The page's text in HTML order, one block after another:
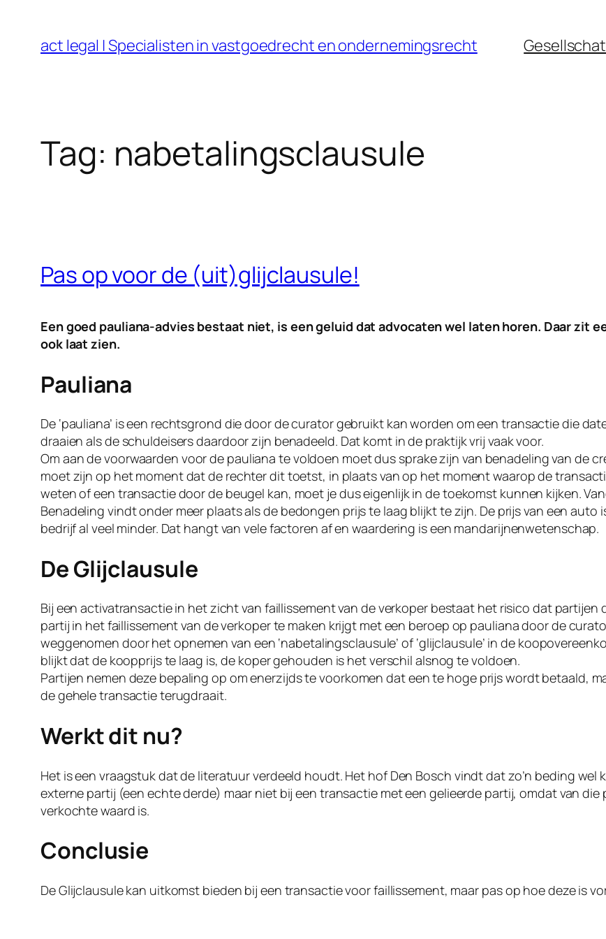
act legal | Specialisten in vastgoedrecht en ondernemingsrecht
Tag: nabetalingsclausule
Pas op voor de (uit)glijclausule!
Een goed pauliana-advies bestaat niet, is een geluid dat advocaten wel laten horen. Daar zit
ook laat zien.
Pauliana
De ‘pauliana’ is een rechtsgrond die door de curator gebruikt kan worden om een transactie die
draaien als de schuldeisers daardoor zijn benadeeld. Dat komt in de praktijk vrij vaak voor.
Om aan de voorwaarden voor de pauliana te voldoen moet dus sprake zijn van benadeling van de
moet zijn op het moment dat de rechter dit toetst, in plaats van op het moment waarop de
weten of een transactie door de beugel kan, moet je dus eigenlijk in de toekomst kunnen kijken.
Benadeling vindt onder meer plaats als de bedongen prijs te laag blijkt te zijn. De prijs van een auto
bedrijf al veel minder. Dat hangt van vele factoren af en waardering is een mandarijnenwetenschap.
De Glijclausule
Bij een activatransactie in het zicht van faillissement van de verkoper bestaat het risico dat
partij in het faillissement van de verkoper te maken krijgt met een beroep op pauliana door de
weggenomen door het opnemen van een ‘nabetalingsclausule’ of ‘glijclausule’ in de
blijkt dat de koopprijs te laag is, de koper gehouden is het verschil alsnog te voldoen.
Partijen nemen deze bepaling op om enerzijds te voorkomen dat een te hoge prijs wordt betaald,
de gehele transactie terugdraait.
Werkt dit nu?
Het is een vraagstuk dat de literatuur verdeeld houdt. Het hof Den Bosch vindt dat zo’n beding
externe partij (een echte derde) maar niet bij een transactie met een gelieerde partij, omdat van
verkochte waard is.
Conclusie
De Glijclausule kan uitkomst bieden bij een transactie voor faillissement, maar pas op hoe deze is